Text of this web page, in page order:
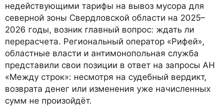
недействующими тарифы на вывоз мусора для
северной зоны Свердловской области на 2025–
2026 годы, возник главный вопрос: ждать ли
перерасчета. Региональный оператор «Рифей»,
областные власти и антимонопольная служба
представили свои позиции в ответ на запросы АН
«Между строк»: несмотря на судебный вердикт,
возврата денег или изменения уже начисленных
сумм не произойдёт.